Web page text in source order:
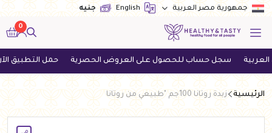
جمهورية مصر العربية English جنيه
0
سجل حساب للحصول على العروض الحصرية حمل التطبيق الآن
الرئيسية زبدة روتانا 100جم "طبيعي من روتانا